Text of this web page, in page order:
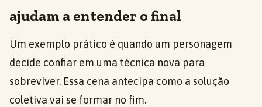
ajudam a entender o final
Um exemplo prático é quando um personagem
decide confiar em uma técnica nova para
sobreviver. Essa cena antecipa como a solução
coletiva vai se formar no fim.